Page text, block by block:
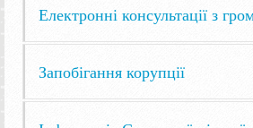
Електронні консультації з
Запобігання корупції